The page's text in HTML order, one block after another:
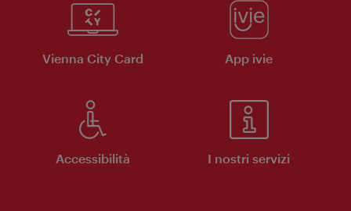
Vienna City Card App ivie
Accessibilità I nostri servizi